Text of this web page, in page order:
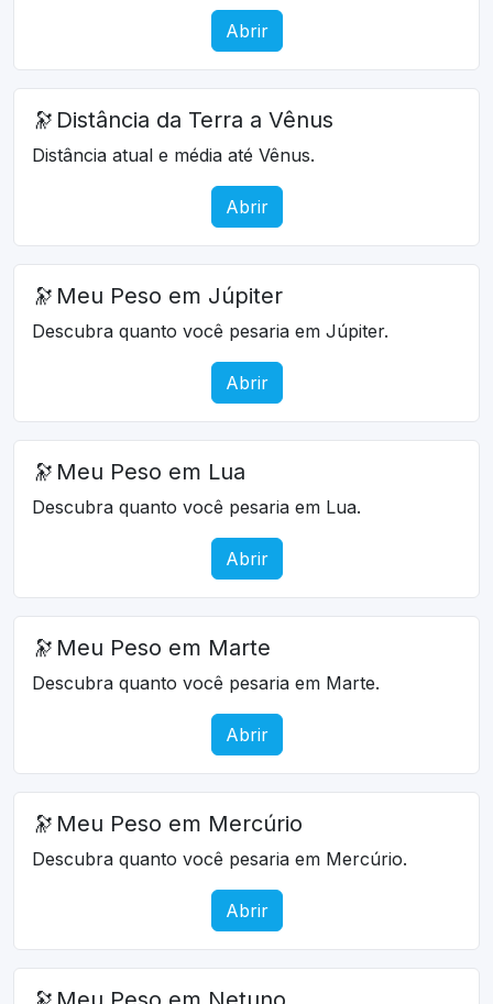
Abrir
🔭 Distância da Terra a Vênus
Distância atual e média até Vênus.
Abrir
🔭 Meu Peso em Júpiter
Descubra quanto você pesaria em Júpiter.
Abrir
🔭 Meu Peso em Lua
Descubra quanto você pesaria em Lua.
Abrir
🔭 Meu Peso em Marte
Descubra quanto você pesaria em Marte.
Abrir
🔭 Meu Peso em Mercúrio
Descubra quanto você pesaria em Mercúrio.
Abrir